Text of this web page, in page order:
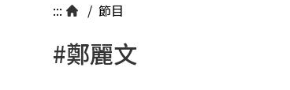
::: / 節目
#鄭麗文